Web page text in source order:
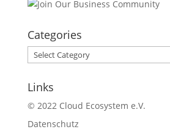
Categories
Categories
Links
© 2022 Cloud Ecosystem e.V.
Datenschutz